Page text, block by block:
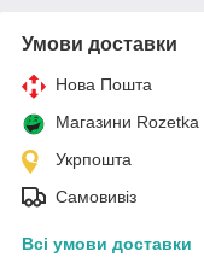
Умови доставки
Нова Пошта
Магазини Rozetka
Укрпошта
Самовивіз
Всі умови доставки